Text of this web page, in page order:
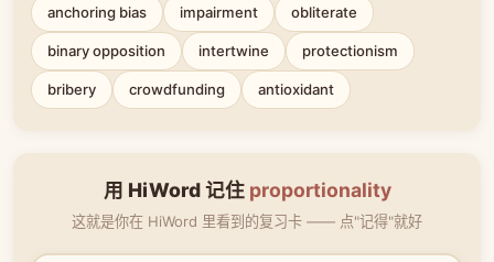
anchoring bias impairment obliterate
binary opposition intertwine protectionism
bribery crowdfunding antioxidant
用 HiWord 记住 proportionality
这就是你在 HiWord 里看到的复习卡 —— 点"记得"就好